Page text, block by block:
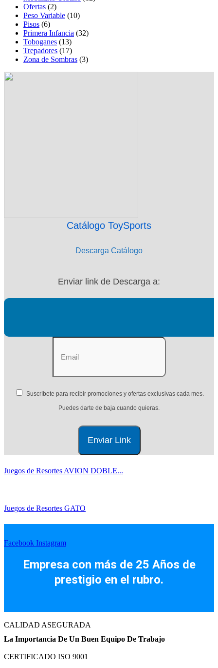
Ofertas (2)
Peso Variable (10)
Pisos (6)
Primera Infancia (32)
Toboganes (13)
Trepadores (17)
Zona de Sombras (3)
Catálogo ToySports
Descarga Catálogo
Enviar link de Descarga a:
Suscríbete para recibir promociones y ofertas exclusivas cada mes.
Puedes darte de baja cuando quieras.
Juegos de Resortes AVION DOBLE...
Juegos de Resortes GATO
Facebook Instagram
Empresa con más de 25 Años de
prestigio en el rubro.
CALIDAD ASEGURADA
La Importancia De Un Buen Equipo De Trabajo
CERTIFICADO ISO 9001